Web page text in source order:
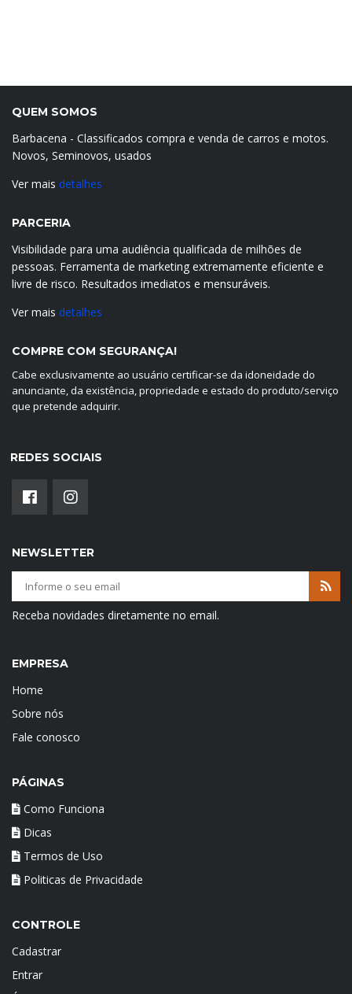
QUEM SOMOS
Barbacena - Classificados compra e venda de carros e motos.
Novos, Seminovos, usados
Ver mais detalhes
PARCERIA
Visibilidade para uma audiência qualificada de milhões de
pessoas. Ferramenta de marketing extremamente eficiente e
livre de risco. Resultados imediatos e mensuráveis.
Ver mais detalhes
COMPRE COM SEGURANÇA!
Cabe exclusivamente ao usuário certificar-se da idoneidade do
anunciante, da existência, propriedade e estado do produto/serviço
que pretende adquirir.
REDES SOCIAIS
NEWSLETTER
Receba novidades diretamente no email.
EMPRESA
Home
Sobre nós
Fale conosco
PÁGINAS
Como Funciona
Dicas
Termos de Uso
Politicas de Privacidade
CONTROLE
Cadastrar
Entrar